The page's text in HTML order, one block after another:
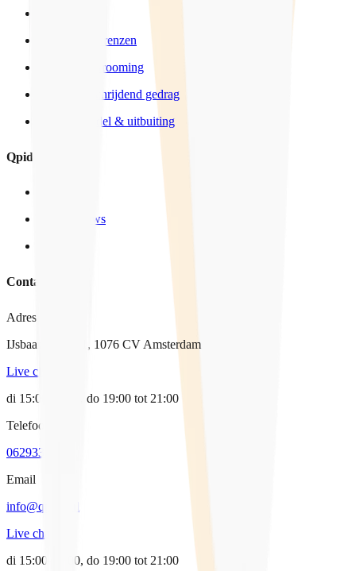
Wensen & Grenzen
Sexting & Grooming
Grensoverschrijdend gedrag
Mensenhandel & uitbuiting
Qpido
In het nieuws
Contact
Adres
IJsbaanpad 9-11, 1076 CV Amsterdam
Live chat
di 15:00-17:00, do 19:00 tot 21:00
Telefoon
0629338064
Email
info@qpido.nl
Live chat
di 15:00-17:00, do 19:00 tot 21:00